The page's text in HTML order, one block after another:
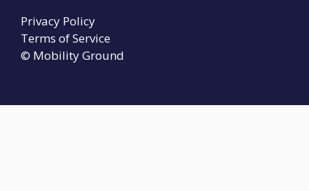
© Mobility Ground
Privacy Policy
Terms of Service